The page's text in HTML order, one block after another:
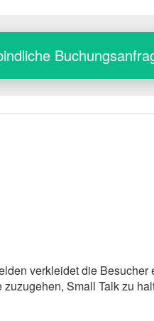
daher den von dir
verkleidet die
Small Talk zu